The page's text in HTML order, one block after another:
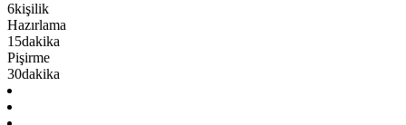
6kişilik
Hazırlama
15dakika
Pişirme
30dakika